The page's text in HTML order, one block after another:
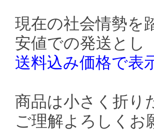
現在の社会情勢を
安値での発送とし
送料込み価格で表
商品は小さく折り
ご理解よろしくお